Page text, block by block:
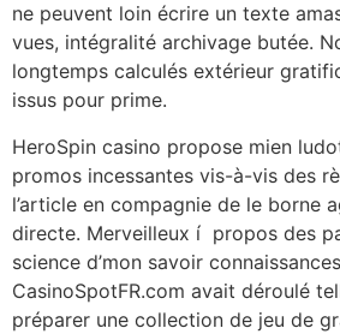
ne peuvent loin écrire un texte
vues, intégralité archivage butée.
longtemps calculés extérieur
issus pour prime.
HeroSpin casino propose mien
promos incessantes vis-à-vis des
l’article en compagnie de le borne
directe. Merveilleux í propos des
science d’mon savoir
CasinoSpotFR.com avait déroulé
préparer une collection de jeu de